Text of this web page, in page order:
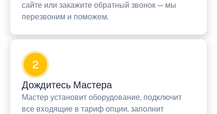
сайте или закажите обратный звонок — мы
перезвоним и поможем.
2
Дождитесь Мастера
Мастер установит оборудование, подключит
все входящие в тариф опции, заполнит